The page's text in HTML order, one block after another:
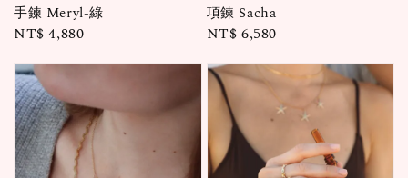
手鍊 Meryl-綠
Regular
NT$ 4,880
項鍊 Sacha
Regular
NT$ 6,580